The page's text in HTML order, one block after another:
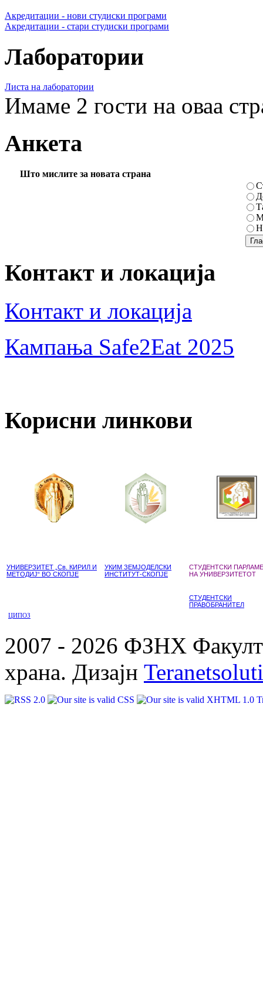
Акредитации - нови студиски програми
Акредитации - стари студиски програми
Лаборатории
Листа на лаборатории
Имаме 2 гости на оваа
Анкета
Што мислите за новата страна
Контакт и локација
Контакт и локација
Кампања Safe2Eat 2025
Корисни линкови
УНИВЕРЗИТЕТ „Св. КИРИЛ И
МЕТОДИЈ“ ВО СКОПЈЕ
УКИМ ЗЕМЈОДЕЛСКИ
ИНСТИТУТ-СКОПЈЕ
СТУДЕНТСКИ
НА УНИВЕРЗИТЕТОТ
СТУДЕНТСКИ
ПРАВОБРАНИТЕЛ
ЦИПОЗ
2007 - 2026 ФЗНХ
храна. Дизајн